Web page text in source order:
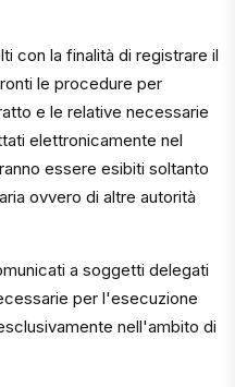
con la finalità di registrare il
le procedure per
e le relative necessarie
elettronicamente nel
essere esibiti soltanto
ovvero di altre autorità
a soggetti delegati
per l'esecuzione
nell'ambito di